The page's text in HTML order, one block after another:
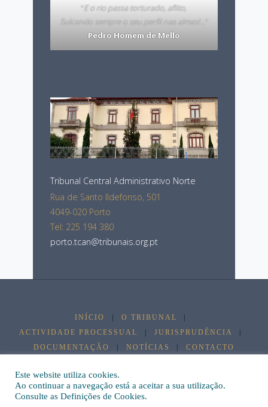
"E o rio passa torturado, aflito,
Sulcando sempre o seu perfil nas almas!…"
Pedro Homem de Mello
Tribunal Central Administrativo Norte
Rua de Santo Ildefonso, 501
4049-020 Porto
Tel: 225 194 380
porto.tcan@tribunais.org.pt
INÍCIO O TRIBUNAL
ACTIVIDADE PROCESSUAL JURISPRUDÊNCIA
DOCUMENTAÇÃO NOTÍCIAS CONTACTO
©2026 Tribunal Central Administrativo Norte
Este website utiliza cookies.
Ao continuar a navegação está a aceitar a sua utilização.
Consulte as Definições de Cookies.